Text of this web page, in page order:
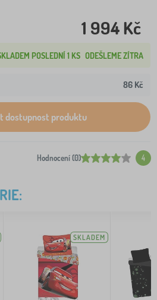
1 994 Kč
POSLEDNÍ 1 KS ODEŠLEME ZÍTRA
86 Kč
dostupnost produktu
Hodnocení (0) 4
SKLADEM